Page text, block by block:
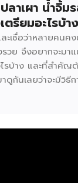
ลาเผา น้ำจิ้ม
รียมอะไรบ้าง
ะเชื่อว่าหลายคนค
วย จึงอยากจะมา
รบ้าง และที่สำคัญ
ดูกันเลยว่าจะมีวิธี
นัด แหล่งชุมชน ย่
งสำคัญที่สุด คือ ป
ไม่ว่าจะเป็น ปลา